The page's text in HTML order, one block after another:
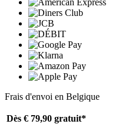
Frais d'envoi en Belgique
Dès € 79,90 gratuit*